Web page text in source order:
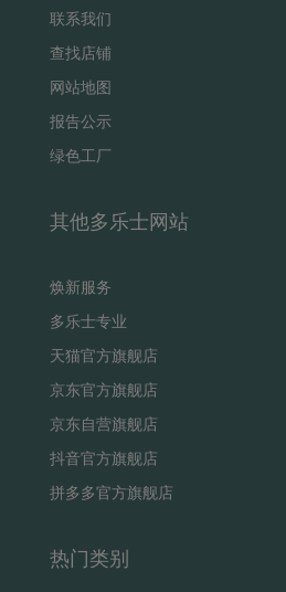
联系我们
查找店铺
网站地图
报告公示
绿色工厂
其他多乐士网站
焕新服务
多乐士专业
天猫官方旗舰店
京东官方旗舰店
京东自营旗舰店
抖音官方旗舰店
拼多多官方旗舰店
热门类别